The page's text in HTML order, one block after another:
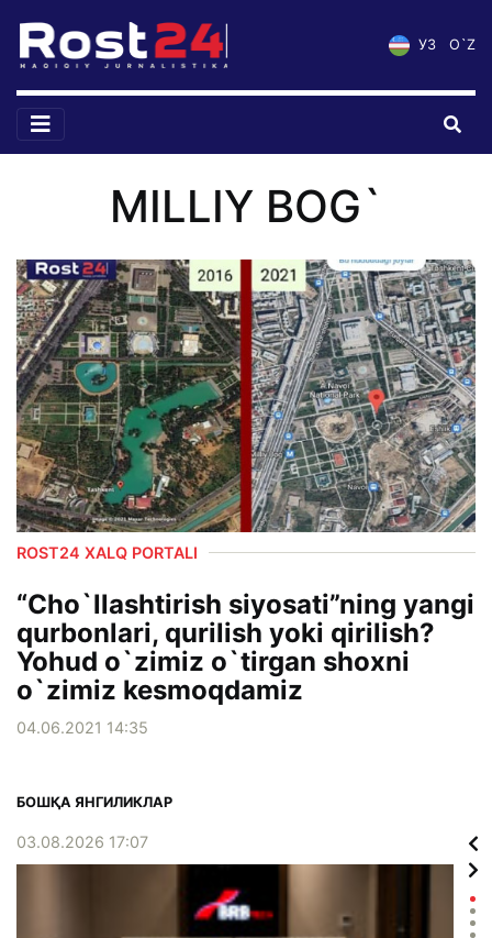
УЗ O`Z
MILLIY BOG`
ROST24 XALQ PORTALI
“Cho`llashtirish siyosati”ning yangi
qurbonlari, qurilish yoki qirilish?
Yohud o`zimiz o`tirgan shoxni
o`zimiz kesmoqdamiz
04.06.2021 14:35
БОШҚА ЯНГИЛИКЛАР
03.08.2026 17:07